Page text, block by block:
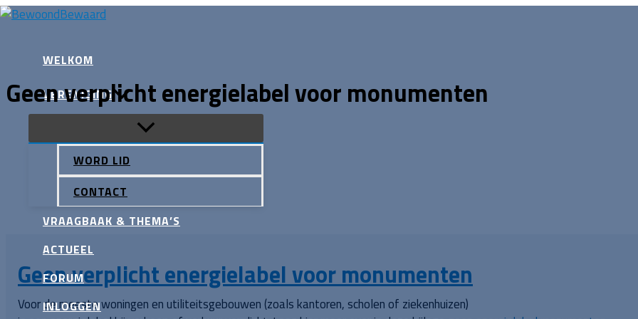
Ga
WELKOM
VERENIGING
WORD LID
CONTACT
VRAAGBAAK & THEMA’S
ACTUEEL
FORUM
INLOGGEN
Geen verplicht energielabel voor monumenten
Geen verplicht energielabel voor monumenten
Voor de meeste woningen en utiliteitsgebouwen (zoals kantoren, scholen of ziekenhuizen)